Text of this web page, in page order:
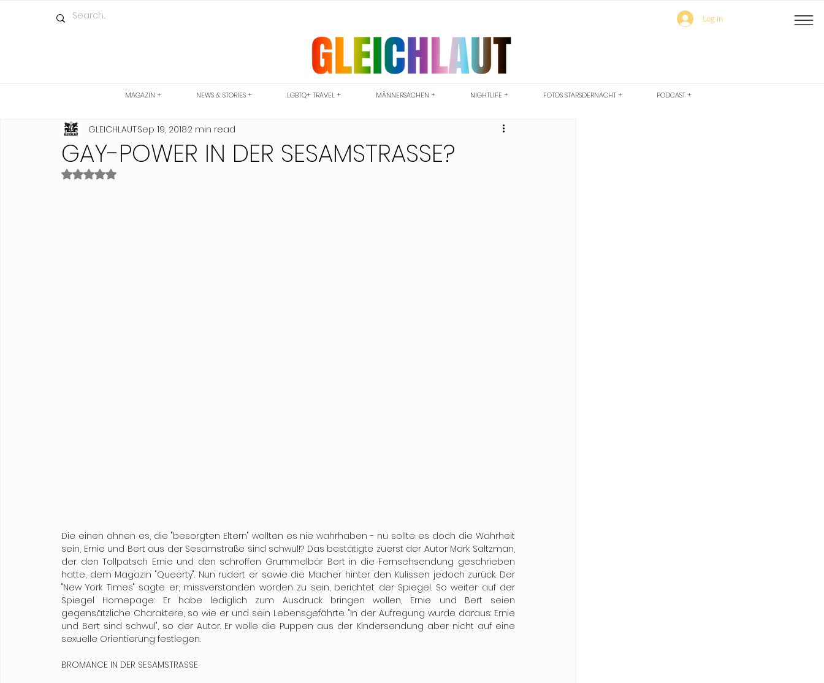
Log In
MAGAZIN + NEWS & STORIES + LGBTQ+ TRAVEL + MÄNNERSACHEN + NIGHTLIFE + FOTOS STARSDERNACHT + PODCAST +
GAY-POWER IN DER SESAMSTRASSE?
GLEICHLAUTSep 19, 20182 min read
Rated NaN out of 5 stars.
Die einen ahnen es, die "besorgten Eltern" wollten es nie wahrhaben - nu sollte es doch die Wahrheit
sein, Ernie und Bert aus der Sesamstraße sind schwul!? Das bestätigte zuerst der Autor Mark Saltzman,
der den Tollpatsch Ernie und den schroffen Grummelbär Bert in die Fernsehsendung geschrieben
hatte, dem Magazin "Queerty". Nun rudert er sowie die Macher hinter den Kulissen jedoch zurück. Der
"New York Times" sagte er, missverstanden worden zu sein, berichtet der Spiegel. So weiter auf der
Spiegel Homepage: Er habe lediglich zum Ausdruck bringen wollen, Ernie und Bert seien
gegensätzliche Charaktere, so wie er und sein Lebensgefährte. "In der Aufregung wurde daraus: Ernie
und Bert sind schwul", so der Autor. Er wolle die Puppen aus der Kindersendung aber nicht auf eine
sexuelle Orientierung festlegen.
BROMANCE IN DER SESAMSTRASSE